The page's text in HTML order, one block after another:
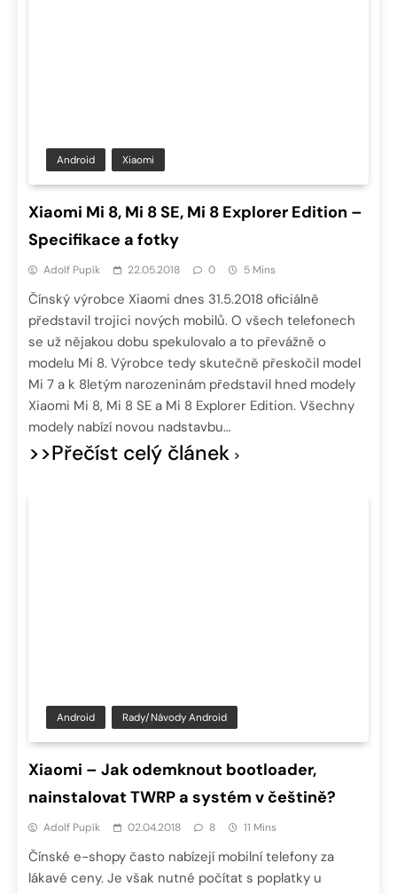
Android Xiaomi
Xiaomi Mi 8, Mi 8 SE, Mi 8 Explorer Edition –
Specifikace a fotky
Adolf Pupík 22.05.2018 0 5 Mins
Čínský výrobce Xiaomi dnes 31.5.2018 oficiálně
představil trojici nových mobilů. O všech telefonech
se už nějakou dobu spekulovalo a to převážně o
modelu Mi 8. Výrobce tedy skutečně přeskočil model
Mi 7 a k 8letým narozeninám představil hned modely
Xiaomi Mi 8, Mi 8 SE a Mi 8 Explorer Edition. Všechny
modely nabízí novou nadstavbu…
>>Přečíst celý článek
Android Rady/návody Android
Xiaomi – Jak odemknout bootloader,
nainstalovat TWRP a systém v češtině?
Adolf Pupík 02.04.2018 8 11 Mins
Čínské e-shopy často nabízejí mobilní telefony za
lákavé ceny. Je však nutné počítat s poplatky u